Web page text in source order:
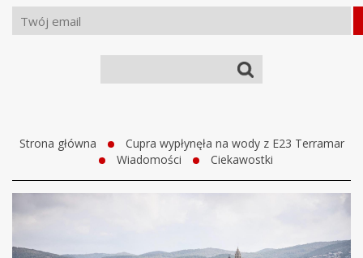
Strona główna
Cupra wypłynęła na wody z E23 Terramar
Wiadomości
Ciekawostki